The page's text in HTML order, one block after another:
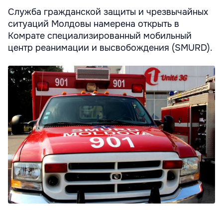
Служба гражданской защиты и чрезвычайных
ситуаций Молдовы намерена открыть в
Комрате специализированный мобильный
центр реанимации и высвобождения (SMURD).